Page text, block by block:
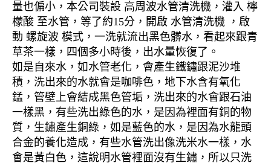
量也偏小，本公司裝設 高周波水管清洗機，灌入 檸
檬酸 至水管，等了約15分，開啟 水管清洗機 ，啟
動 螺旋波 模式，一洗就流出黑色髒水，看起來跟青
草茶一樣，四個多小時後，出水量恢復了。
如是自來水，如水管老化，會產生鐵鏽跟泥沙堆
積，洗出來的水就會是咖啡色，地下水含有氧化
錳，管壁上會結成黑色管垢，洗出來的水會跟石油
一樣黑，有些洗出綠色的水，是因為裡面有銅的物
質，生鏽產生銅綠，如是藍色的水，是因為水龍頭
合金的養化造成，有些水管洗出像洗米水一樣，水
會是黃白色，這說明水管裡面沒有生鏽，所以只洗